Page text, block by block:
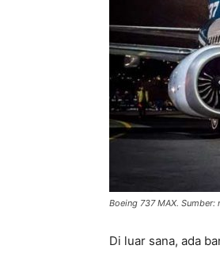
Boeing 737 MAX. Sumber:
Di luar sana, ada